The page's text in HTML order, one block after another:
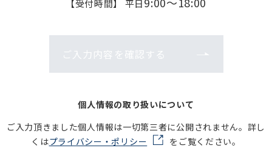
【受付時間】 平日
ご入力内容を確認する
個人情報の取り扱いについて
ご入力頂きました個人情報は一切第三者に公開されません。詳し
くはプライバシー・ポリシー をご覧ください。